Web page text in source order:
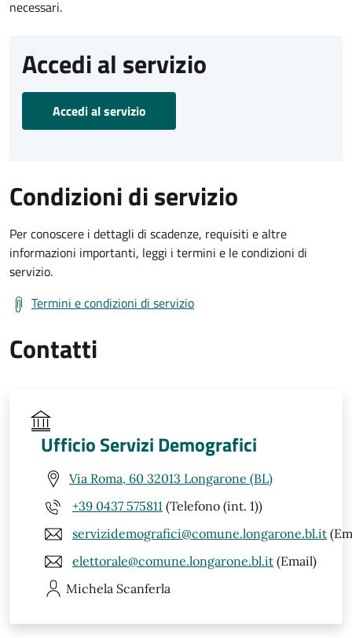
necessari.
Accedi al servizio
Accedi al servizio
Condizioni di servizio
Per conoscere i dettagli di scadenze, requisiti e altre
informazioni importanti, leggi i termini e le condizioni di
servizio.
Termini e condizioni di servizio
Contatti
Ufficio Servizi Demografici
Via Roma, 60 32013 Longarone (BL)
+39 0437 575811 (Telefono (int. 1))
servizidemografici@comune.longarone.bl.it
elettorale@comune.longarone.bl.it (Email)
Michela Scanferla